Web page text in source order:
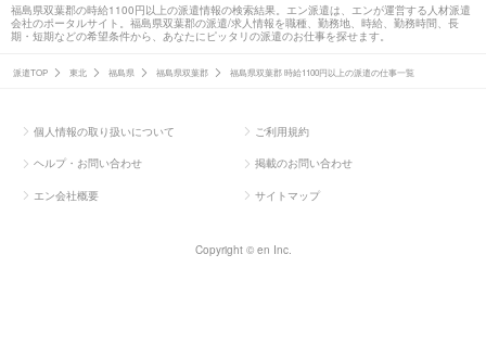
福島県双葉郡の時給1100円以上の派遣情報の検索結果。エン派遣は、エンが運営する人材派遣
会社のポータルサイト。福島県双葉郡の派遣/求人情報を職種、勤務地、時給、勤務時間、長
期・短期などの希望条件から、あなたにピッタリの派遣のお仕事を探せます。
派遣TOP 東北 福島県 福島県双葉郡 福島県双葉郡 時給1100円以上の派遣の仕事一覧
個人情報の取り扱いについて ご利用規約
ヘルプ・お問い合わせ 掲載のお問い合わせ
エン会社概要 サイトマップ
Copyright © en Inc.